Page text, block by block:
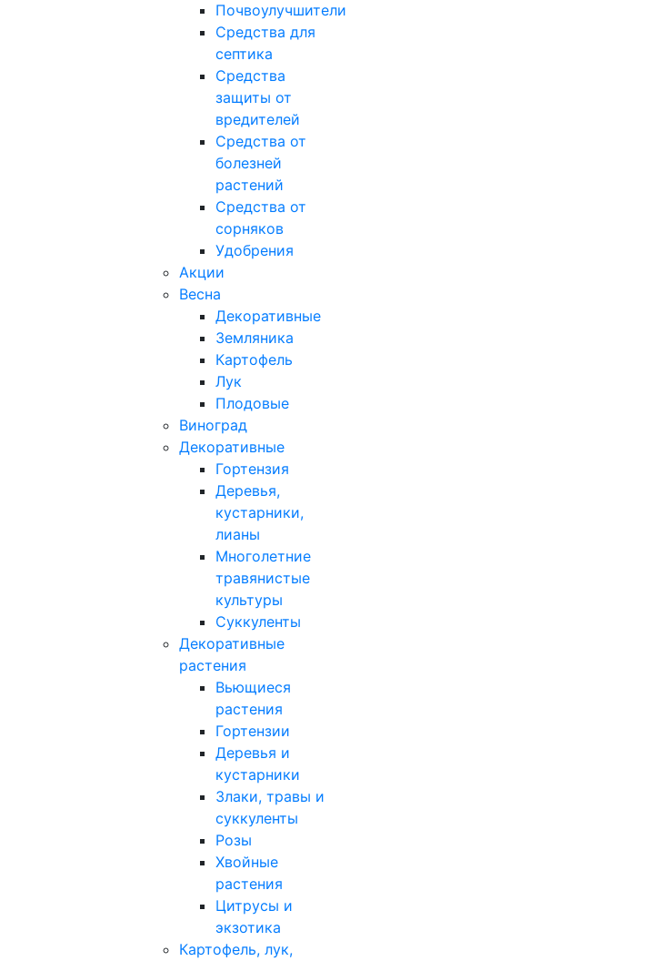
Почвоулучшители
Средства для
септика
Средства
защиты от
вредителей
Средства от
болезней
растений
Средства от
сорняков
Удобрения
Акции
Весна
Декоративные
Земляника
Картофель
Лук
Плодовые
Виноград
Декоративные
Гортензия
Деревья,
кустарники,
лианы
Многолетние
травянистые
культуры
Суккуленты
Декоративные
растения
Вьющиеся
растения
Гортензии
Деревья и
кустарники
Злаки, травы и
суккуленты
Розы
Хвойные
растения
Цитрусы и
экзотика
Картофель, лук,